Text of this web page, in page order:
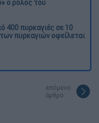
ο ρόλος του
400 πυρκαγιές σε 10
πυρκαγιών οφείλεται
επόμενο
άρθρο